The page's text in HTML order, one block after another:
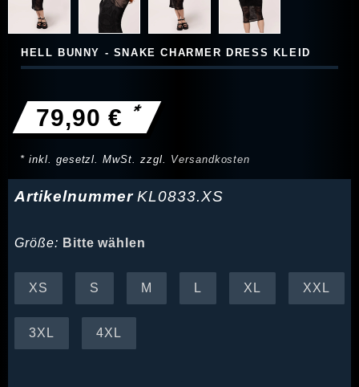
HELL BUNNY - SNAKE CHARMER DRESS KLEID
79,90 € *
* inkl. gesetzl. MwSt. zzgl. Versandkosten
ArtikelnummerKL0833.XS
Größe: Bitte wählen
XS S M L XL XXL
3XL 4XL